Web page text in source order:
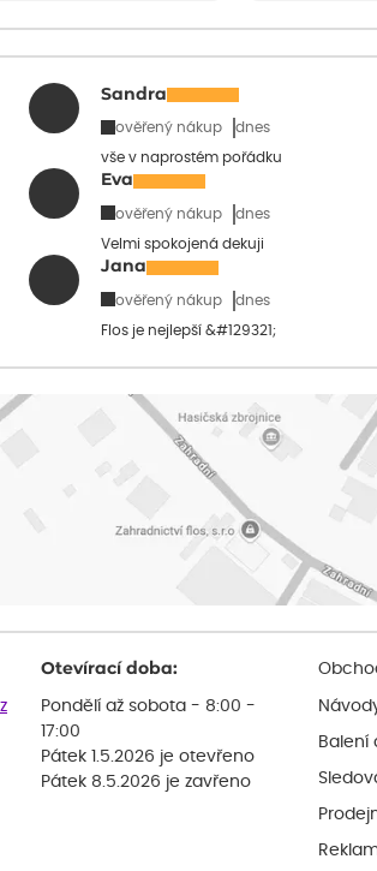
Sandra
ověřený nákup dnes
vše v naprostém pořádku
Eva
ověřený nákup dnes
Velmi spokojená dekuji
Jana
ověřený nákup dnes
Flos je nejlepší &#129321;
Otevírací doba:
Pondělí až sobota - 8:00 -
17:00
Pátek 1.5.2026 je otevřeno
Pátek 8.5.2026 je zavřeno
Balení